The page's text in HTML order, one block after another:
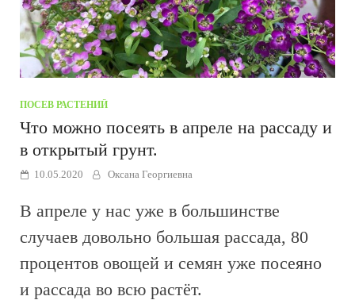
ПОСЕВ РАСТЕНИЙ
Что можно посеять в апреле на рассаду и
в открытый грунт.
10.05.2020 Оксана Георгиевна
В апреле у нас уже в большинстве
случаев довольно большая рассада, 80
процентов овощей и семян уже посеяно
и рассада во всю растёт.